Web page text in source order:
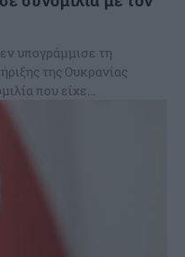
υπογράμμισε τη
της Ουκρανίας
που είχε...